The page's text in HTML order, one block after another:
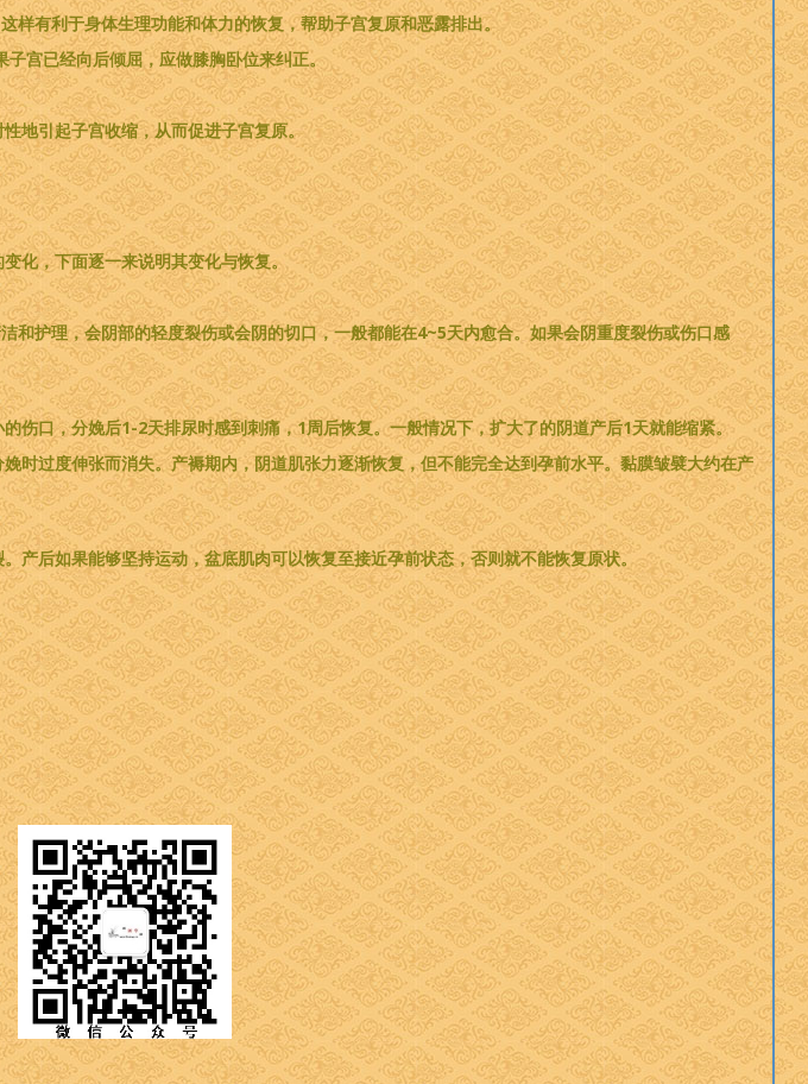
有利于身体生理功能和体力的恢复，帮助子宫复原和恶露排出。
宫已经向后倾屈，应做膝胸卧位来纠正。
地引起子宫收缩，从而促进子宫复原。
化，下面逐一来说明其变化与恢复。
和护理，会阴部的轻度裂伤或会阴的切口，一般都能在4~5天内愈合。如果会阴重度裂伤或伤口感
伤口，分娩后1-2天排尿时感到刺痛，1周后恢复。一般情况下，扩大了的阴道产后1天就能缩紧。
时过度伸张而消失。产褥期内，阴道肌张力逐渐恢复，但不能完全达到孕前水平。黏膜皱襞大约在产
产后如果能够坚持运动，盆底肌肉可以恢复至接近孕前状态，否则就不能恢复原状。